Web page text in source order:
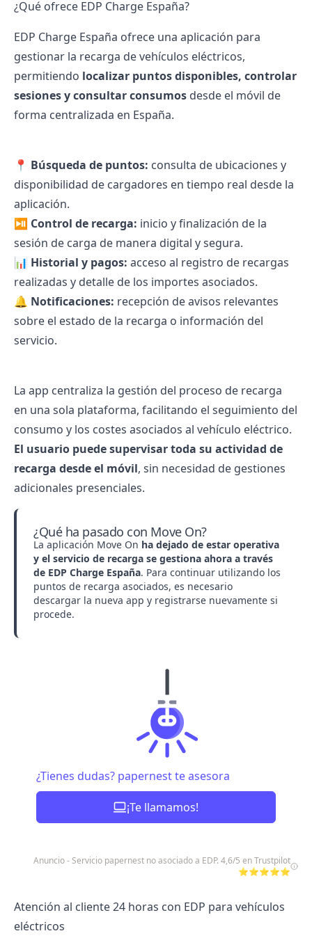
¿Qué ofrece EDP Charge España?
EDP Charge España ofrece una aplicación para
gestionar la recarga de vehículos eléctricos,
permitiendo localizar puntos disponibles, controlar
sesiones y consultar consumos desde el móvil de
forma centralizada en España.
📍 Búsqueda de puntos: consulta de ubicaciones y
disponibilidad de cargadores en tiempo real desde la
aplicación.
⏯ Control de recarga: inicio y finalización de la
sesión de carga de manera digital y segura.
📊 Historial y pagos: acceso al registro de recargas
realizadas y detalle de los importes asociados.
🔔 Notificaciones: recepción de avisos relevantes
sobre el estado de la recarga o información del
servicio.
La app centraliza la gestión del proceso de recarga
en una sola plataforma, facilitando el seguimiento del
consumo y los costes asociados al vehículo eléctrico.
El usuario puede supervisar toda su actividad de
recarga desde el móvil, sin necesidad de gestiones
adicionales presenciales.
¿Qué ha pasado con Move On?
La aplicación Move On ha dejado de estar operativa
y el servicio de recarga se gestiona ahora a través
de EDP Charge España. Para continuar utilizando los
puntos de recarga asociados, es necesario
descargar la nueva app y registrarse nuevamente si
procede.
¿Tienes dudas? papernest te asesora
¡Te llamamos!
Anuncio - Servicio papernest no asociado a EDP. 4,6/5 en Trustpilot
⭐⭐⭐⭐⭐
Atención al cliente 24 horas con EDP para vehículos
eléctricos